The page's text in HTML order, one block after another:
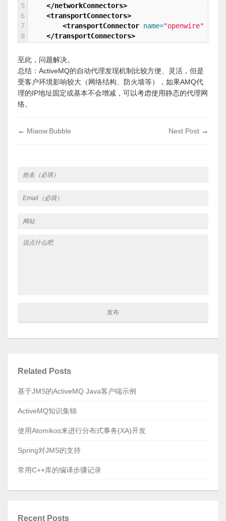
5
6
7
8
</networkConnectors>
<transportConnectors>
<transportConnector name="openwire"
</transportConnectors>
至此，问题解决。
总结：ActiveMQ的自动代理发现机制比较方便、灵活，但是
受客户环境影响较大（网络结构、防火墙等），如果AMQ代
理的IP地址固定或基本不会增减，可以考虑使用静态的代理网
络。
← Miaow.Bubble Next Post →
Related Posts
基于JMS的ActiveMQ Java客户端示例
ActiveMQ知识集锦
使用Atomikos来进行分布式事务(XA)开发
Spring对JMS的支持
常用C++库的编译步骤记录
Recent Posts